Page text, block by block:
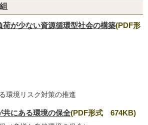
が少ない資源循環型社会の構築(PDF形
環境リスク対策の推進
にある環境の保全(PDF形式 674KB)